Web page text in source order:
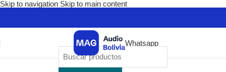
Skip to navigation Skip to main content
Whatsapp